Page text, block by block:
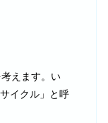
えます。い
サイクル」と呼